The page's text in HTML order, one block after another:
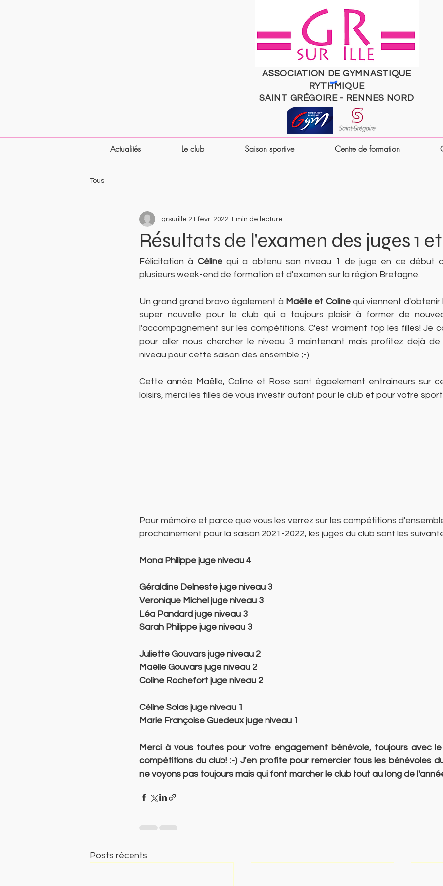
ASSOCIATION DE GYMNASTIQUE
RYTHMIQUE
SAINT GRÉGOIRE- RENNES NORD
Actualités Le club Saison sportive Centre de formation
Tous
Résultats de l'examen des juges 1
grsurille 21 févr. 2022 1 min de lecture
Félicitation à Céline qui a obtenu son niveau 1 de juge en ce début
plusieurs week-end de formation et d'examen sur la région Bretagne.
Un grand grand bravo également à Maëlle et Coline qui viennent d'obtenir
super nouvelle pour le club qui a toujours plaisir à former de
l'accompagnement sur les compétitions. C'est vraiment top les filles! Je
pour aller nous chercher le niveau 3 maintenant mais profitez dejà de
niveau pour cette saison des ensemble ;-)
Cette année Maëlle, Coline et Rose sont égaelement entraineurs sur
loisirs, merci les filles de vous investir autant pour le club et pour votre sport!
Pour mémoire et parce que vous les verrez sur les compétitions
prochainement pour la saison 2021-2022, les juges du club sont les
Mona Philippe juge niveau 4
Géraldine Delneste juge niveau 3
Veronique Michel juge niveau 3
Léa Pandard juge niveau 3
Sarah Philippe juge niveau 3
Juliette Gouvars juge niveau 2
Maëlle Gouvars juge niveau 2
Coline Rochefort juge niveau 2
Céline Solas juge niveau 1
Marie Françoise Guedeux juge niveau 1
Merci à vous toutes pour votre engagement bénévole, toujours avec le
compétitions du club! :-) J'en profite pour remercier tous les bénévoles
ne voyons pas toujours mais qui font marcher le club tout au long de
Posts récents